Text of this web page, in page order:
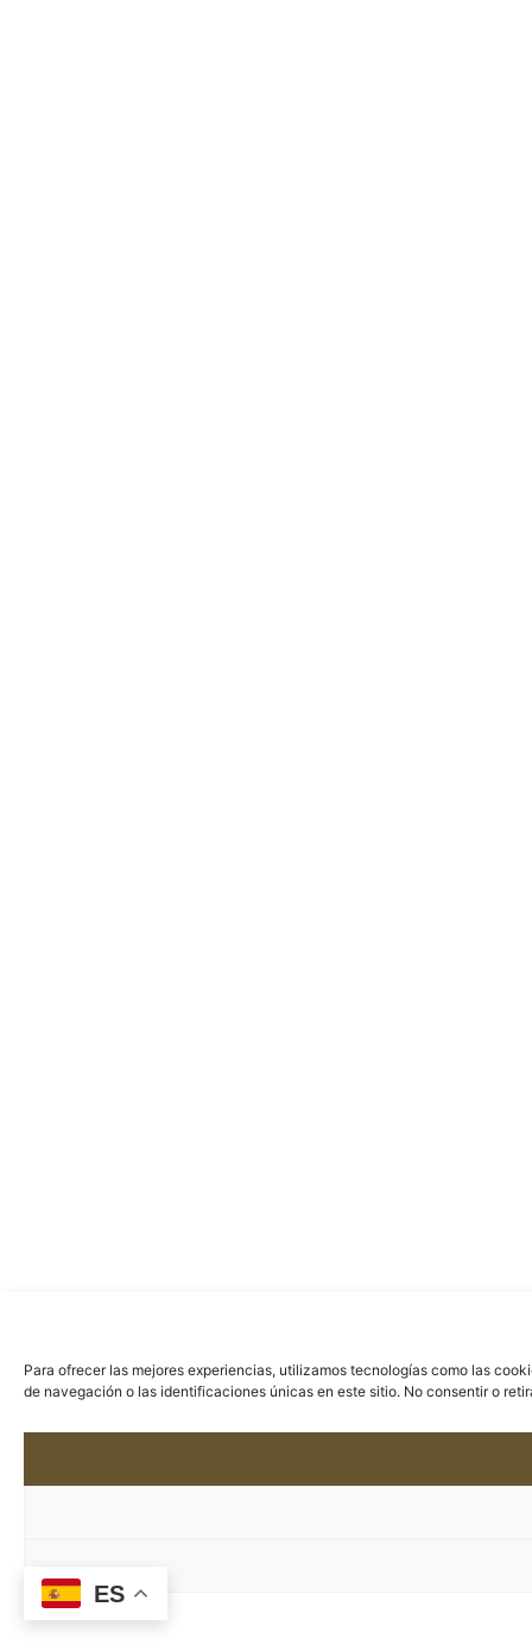
Para ofrecer las mejores experiencias, utilizamos tecnologías como las
de navegación o las identificaciones únicas en este sitio. No consentir o
ES